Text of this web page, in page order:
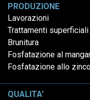
PRODUZIONE
Lavorazioni
Trattamenti
Brunitura
Fosfatazione al
Fosfatazione allo
QUALITA'